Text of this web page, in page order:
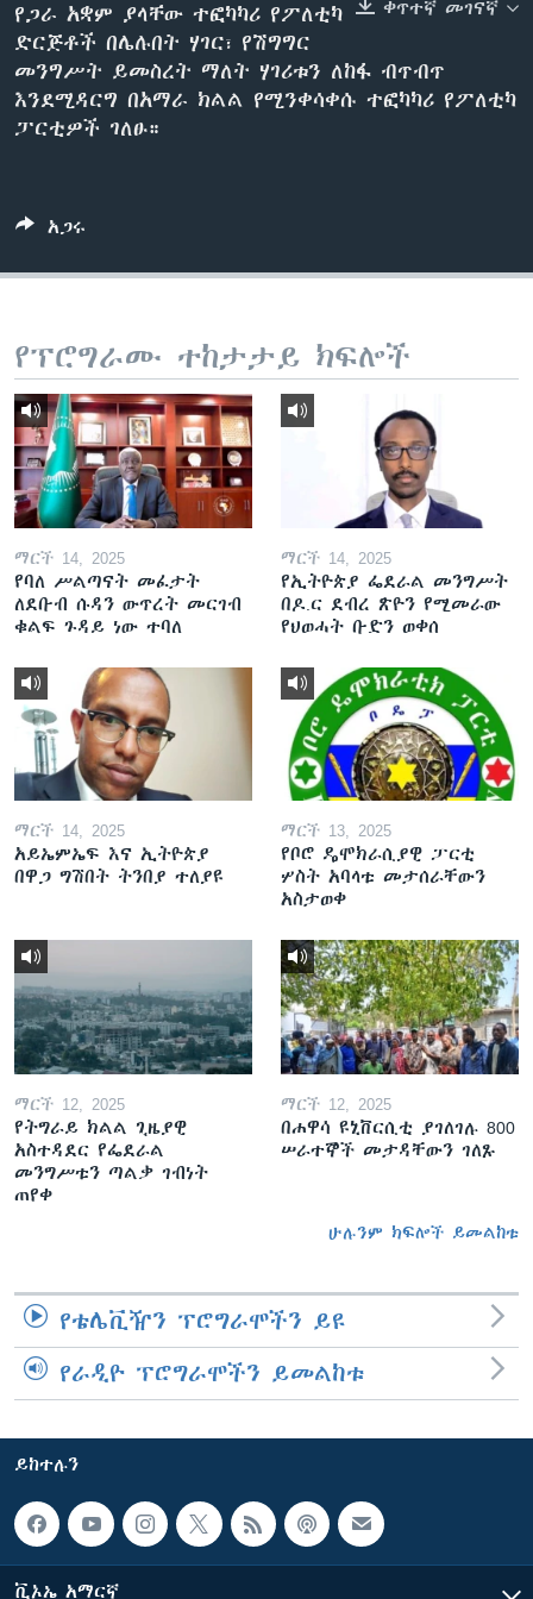
ቋንቋዎች
ቀጥተኛ መገናኛ
የጋራ አቋም ያላቸው ተፎካካሪ የፖለቲካ
ድርጅቶች በሌሉበት ሃገር፣ የሽግግር
መንግሥት ይመስረት ማለት ሃገሪቱን ለከፋ ብጥብጥ
እንደሚዳርግ በአማራ ክልል የሚንቀሳቀሱ ተፎካካሪ የፖለቲካ
ፓርቲዎች ገለፁ።
አጋሩ
የፕሮግራሙ ተከታታይ ክፍሎች
ማርች 14, 2025
የባለ ሥልጣናት መፈታት
ለደቡብ ሱዳን ውጥረት መርገብ
ቁልፍ ጉዳይ ነው ተባለ
ማርች 14, 2025
የኢትዮጵያ ፌደራል መንግሥት
በዶ.ር ደብረ ጽዮን የሚመራው
የህወሓት ቡድን ወቀሰ
ማርች 14, 2025
አይኤምኤፍ እና ኢትዮጵያ
በዋጋ ግሽበት ትንበያ ተለያዩ
ማርች 13, 2025
የቦሮ ዴሞክራሲያዊ ፓርቲ
ሦስት አባላቱ መታሰራቸውን
አስታወቀ
ማርች 12, 2025
የትግራይ ክልል ጊዜያዊ
አስተዳደር የፌደራል
መንግሥቱን ጣልቃ ገብነት
ጠየቀ
ማርች 12, 2025
በሐዋሳ ዩኒቨርሲቲ ያገለገሉ 800
ሠራተኞች መታዳቸውን ገለጹ
ሁሉንም ክፍሎች ይመልከቱ
የቴሌቪዥን ፕሮግራሞችን ይዩ
የራዲዮ ፕሮግራሞችን ይመልከቱ
ይከተሉን
ቪኦኤ አማርኛ